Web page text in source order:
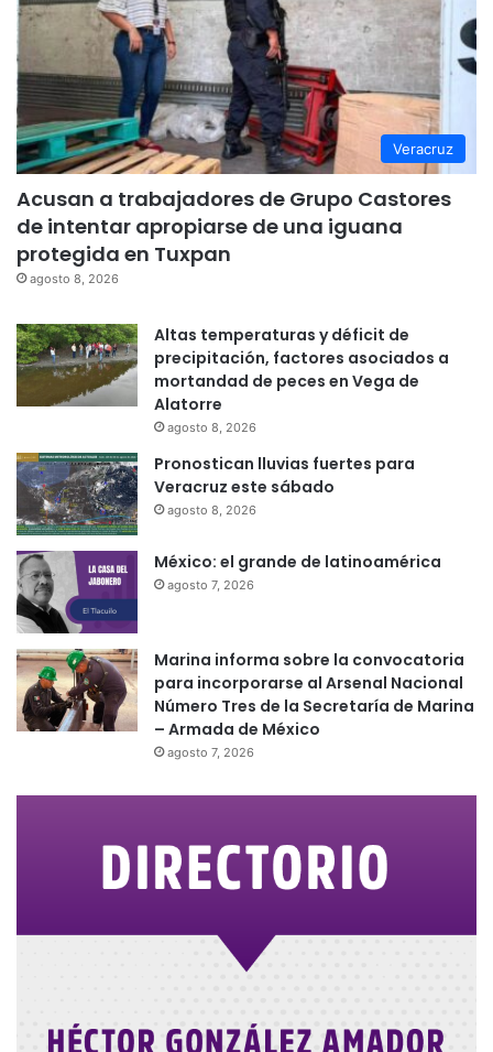
Veracruz
Acusan a trabajadores de Grupo Castores
de intentar apropiarse de una iguana
protegida en Tuxpan
agosto 8, 2026
Altas temperaturas y déficit de
precipitación, factores asociados a
mortandad de peces en Vega de
Alatorre
agosto 8, 2026
Pronostican lluvias fuertes para
Veracruz este sábado
agosto 8, 2026
México: el grande de latinoamérica
agosto 7, 2026
Marina informa sobre la convocatoria
para incorporarse al Arsenal Nacional
Número Tres de la Secretaría de Marina
– Armada de México
agosto 7, 2026